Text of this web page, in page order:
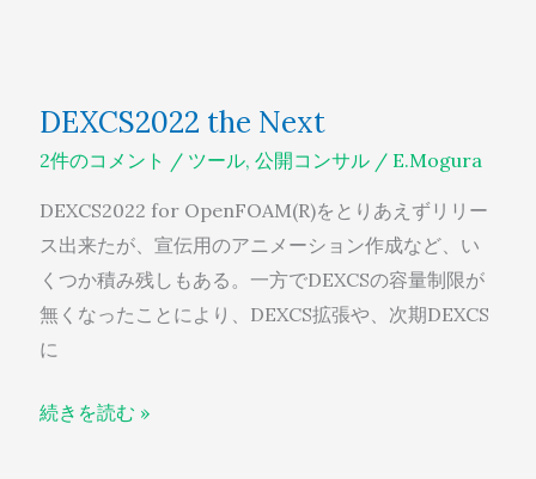
DEXCS2022 the Next
2件のコメント / ツール, 公開コンサル/ E.Mogura
DEXCS2022 for OpenFOAM(R)をとりあえずリリー
ス出来たが、宣伝用のアニメーション作成など、い
くつか積み残しもある。一方でDEXCSの容量制限が
無くなったことにより、DEXCS拡張や、次期DEXCS
に
the
Next
続きを読む »